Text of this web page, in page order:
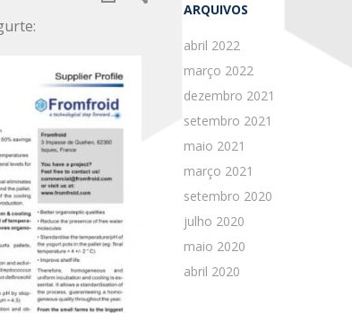
ARQUIVOS
abril 2022
março 2022
dezembro 2021
setembro 2021
maio 2021
março 2021
setembro 2020
julho 2020
maio 2020
abril 2020